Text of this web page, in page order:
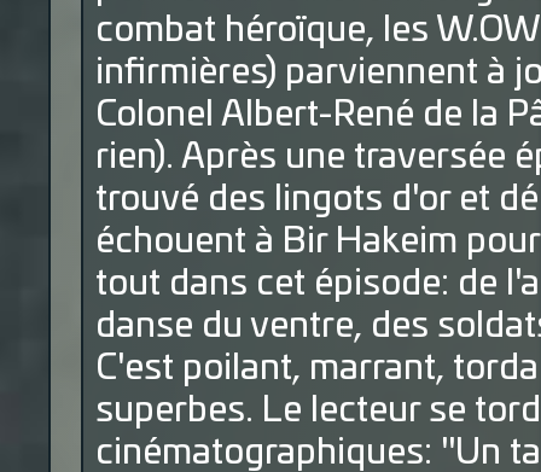
combat héroïque, les
infirmières) parviennent à
Colonel Albert-René de la
rien). Après une traversée
trouvé des lingots d'or et
échouent à Bir Hakeim
tout dans cet épisode: de
danse du ventre, des
C'est poilant, marrant,
superbes. Le lecteur se
cinématographiques: "Un